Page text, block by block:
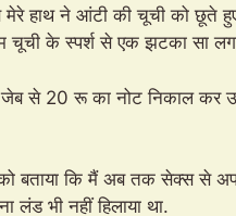
हाथ ने आंटी की चूची को छूते हुए
चूची के स्पर्श से एक झटका सा
से 20 रू का नोट निकाल कर
बताया कि मैं अब तक सेक्स से
लंड भी नहीं हिलाया था.